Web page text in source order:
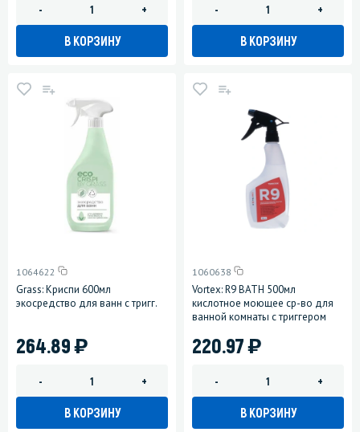
- +
В КОРЗИНУ
- +
В КОРЗИНУ
1064622
Grass: Криспи 600мл
экосредство для ванн с тригг.
264.89)
- +
В КОРЗИНУ
1060638
Vortex: R9 BATH 500мл
кислотное моющее ср-во для
ванной комнаты с триггером
220.97)
- +
В КОРЗИНУ